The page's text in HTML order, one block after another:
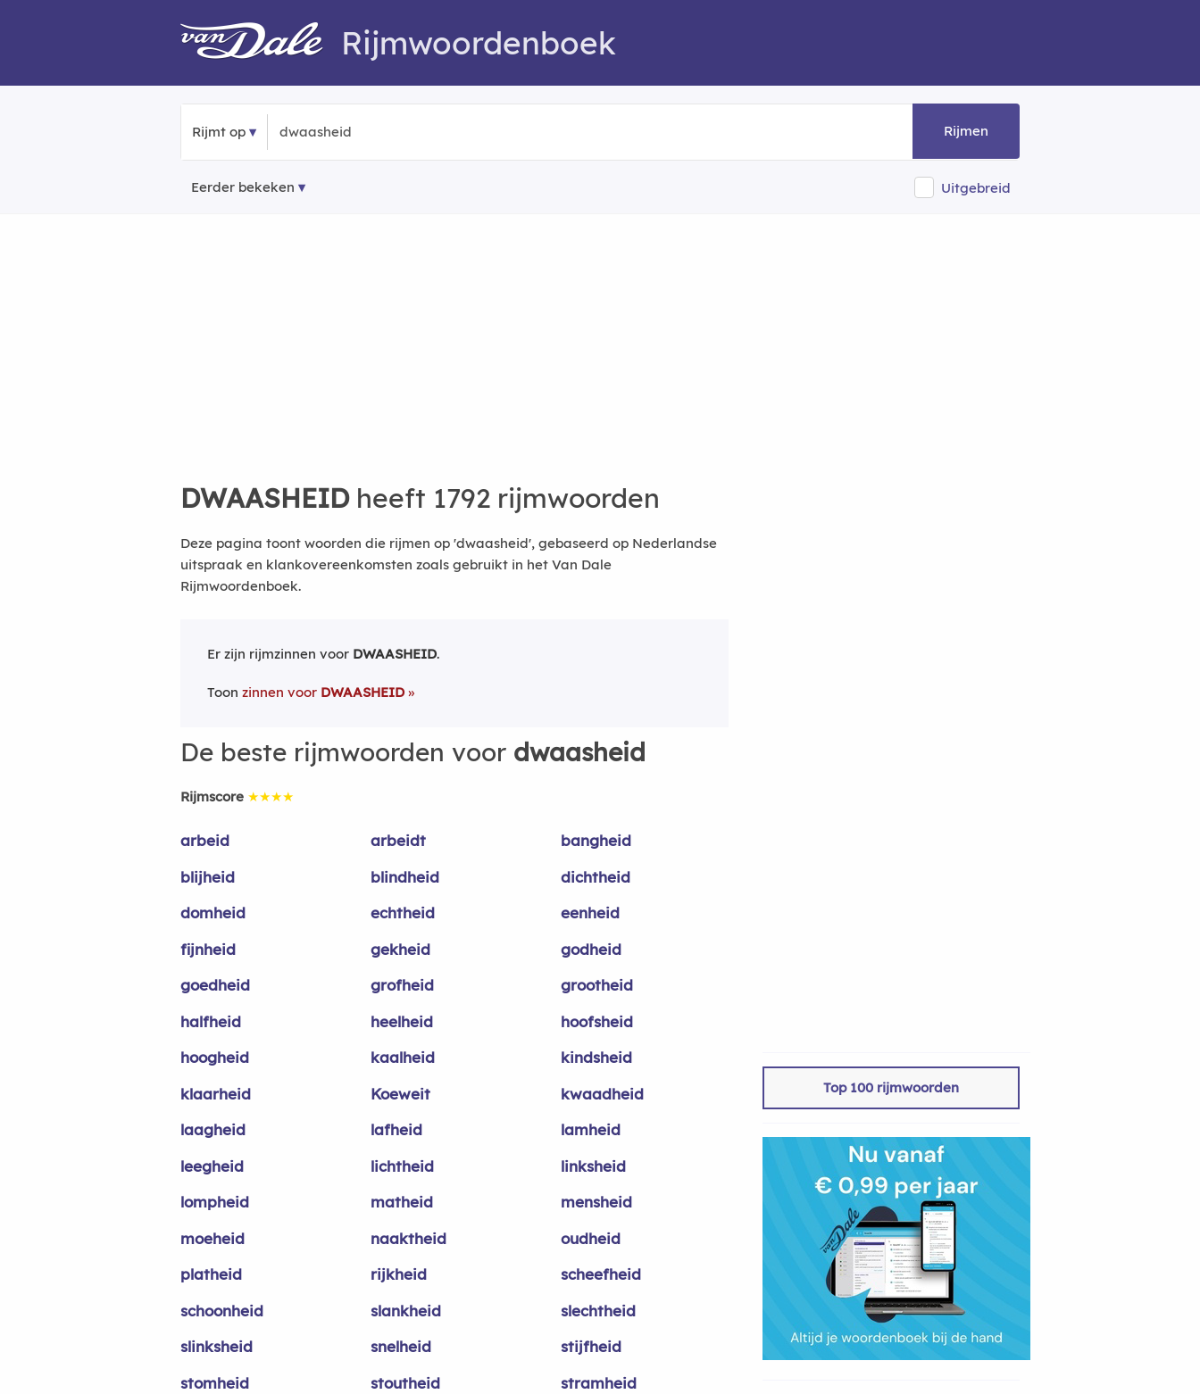
Rijmwoordenboek
Rijmt op Rijmen
Eerder bekeken Uitgebreid
DWAASHEIDheeft 1792 rijmwoorden
Deze pagina toont woorden die rijmen op 'dwaasheid', gebaseerd op Nederlandse
uitspraak en klankovereenkomsten zoals gebruikt in het Van Dale
Rijmwoordenboek.
Er zijn rijmzinnen voor DWAASHEID.
Toon zinnen voor DWAASHEID
De beste rijmwoorden voor dwaasheid
Rijmscore ★★★★
arbeid arbeidt
bangheid
blijheid
blindheid
dichtheid
domheid
echtheid
eenheid
fijnheid
gekheid
godheid
goedheid
grofheid
grootheid
halfheid
heelheid
hoofsheid
hoogheid
kaalheid
kindsheid
klaarheid
Koeweit
kwaadheid
laagheid
lafheid
lamheid
leegheid
lichtheid
linksheid
lompheid
matheid
mensheid
moeheid
naaktheid
oudheid
platheid
rijkheid
scheefheid
schoonheid
slankheid
slechtheid
slinksheid
snelheid
stijfheid
stomheid
stoutheid
stramheid
Top 100 rijmwoorden